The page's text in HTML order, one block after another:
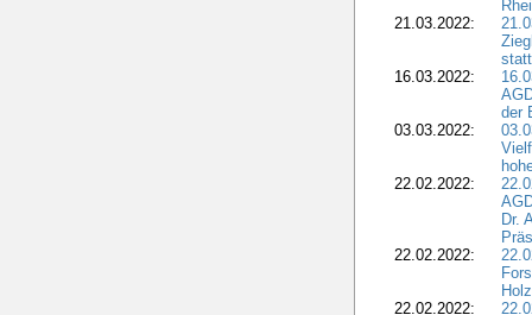
21.03.2022:
16.03.2022:
der
03.03.2022:
22.02.2022:
Dr.
22.02.2022:
22.02.2022: